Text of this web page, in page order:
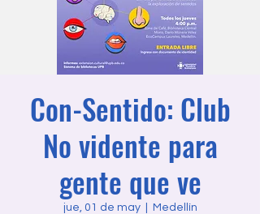
Con-Sentido: Club
No vidente para
gente que ve
jue, 01 de may
  |
Medellín